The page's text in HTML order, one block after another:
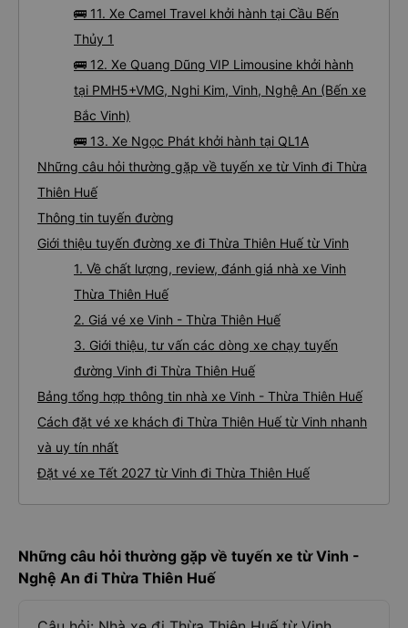
🚌 11. Xe Camel Travel khởi hành tại Cầu Bến
Thủy 1
🚌 12. Xe Quang Dũng VIP Limousine khởi hành
tại PMH5+VMG, Nghi Kim, Vinh, Nghệ An (Bến xe
Bắc Vinh)
🚌 13. Xe Ngọc Phát khởi hành tại QL1A
Những câu hỏi thường gặp về tuyến xe từ Vinh đi Thừa
Thiên Huế
Thông tin tuyến đường
Giới thiệu tuyến đường xe đi Thừa Thiên Huế từ Vinh
1. Về chất lượng, review, đánh giá nhà xe Vinh
Thừa Thiên Huế
2. Giá vé xe Vinh - Thừa Thiên Huế
3. Giới thiệu, tư vấn các dòng xe chạy tuyến
đường Vinh đi Thừa Thiên Huế
Bảng tổng hợp thông tin nhà xe Vinh - Thừa Thiên Huế
Cách đặt vé xe khách đi Thừa Thiên Huế từ Vinh nhanh
và uy tín nhất
Đặt vé xe Tết 2027 từ Vinh đi Thừa Thiên Huế
Những câu hỏi thường gặp về tuyến xe từ Vinh -
Nghệ An đi Thừa Thiên Huế